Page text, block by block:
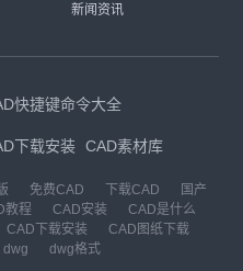
新闻资讯
快捷键命令大全
下载安装 CAD素材库
免费CAD 下载CAD
国产
教程 CAD安装
CAD是什么
CAD下载安装
CAD图纸下载
dwg dwg格式